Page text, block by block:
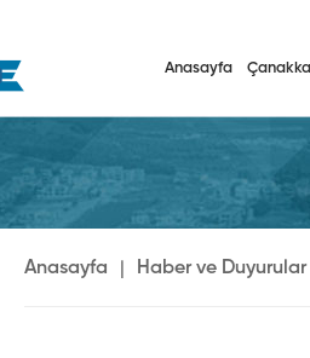
Anasayfa
Anasayfa Haber ve Duyurular